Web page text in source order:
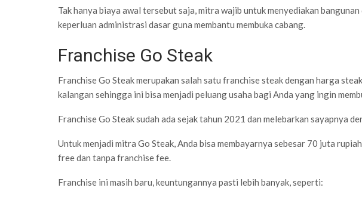
Tak hanya biaya awal tersebut saja, mitra wajib untuk menyediakan
keperluan administrasi dasar guna membantu membuka cabang.
Franchise Go Steak
Franchise Go Steak merupakan salah satu franchise steak dengan harga
kalangan sehingga ini bisa menjadi peluang usaha bagi Anda yang ingin
Franchise Go Steak sudah ada sejak tahun 2021 dan melebarkan sayapnya
Untuk menjadi mitra Go Steak, Anda bisa membayarnya sebesar 70 juta
free dan tanpa franchise fee.
Franchise ini masih baru, keuntungannya pasti lebih banyak, seperti: